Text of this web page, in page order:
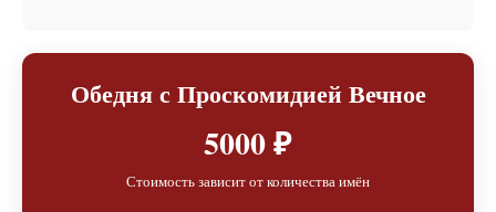
Обедня с Проскомидией Вечное
5000 ₽
Стоимость зависит от количества имён